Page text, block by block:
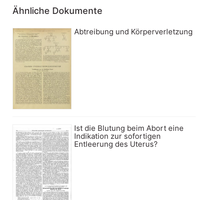
Ähnliche Dokumente
Abtreibung und Körperverletzung
Ist die Blutung beim Abort eine
Indikation zur sofortigen
Entleerung des Uterus?